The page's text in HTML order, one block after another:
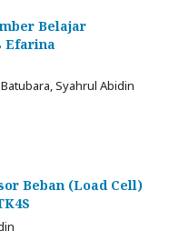
Belajar
Efarina
Syahrul Abidin
Beban (Load Cell)